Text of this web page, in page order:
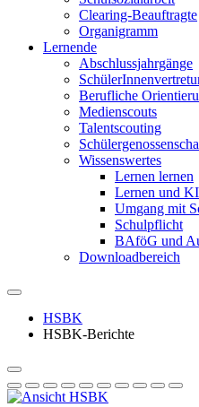
Clearing-Beauftragte
Organigramm
Lernende
Abschlussjahrgänge
Berufliche
Medienscouts
Talentscouting
Wissenswertes
Lernen lernen
Lernen und KI
Umgang mit
Schulpflicht
BAföG und
Downloadbereich
HSBK
HSBK-Berichte